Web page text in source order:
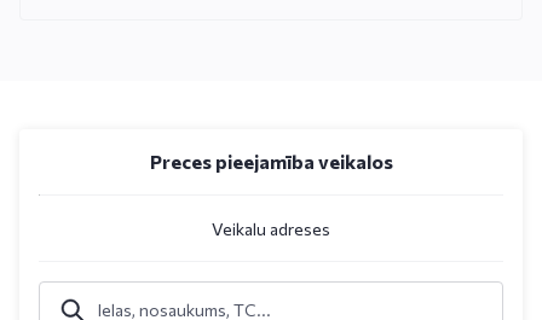
Preces pieejamība veikalos
Veikalu adreses